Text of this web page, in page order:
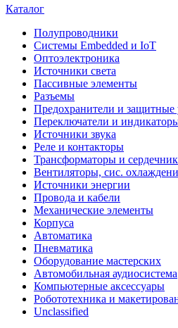
Каталог
Полупроводники
Системы Embedded и IoT
Oптоэлектроника
Источники света
Пассивные элементы
Разъeмы
Предохранители и защитные
Переключатели и
Источники звука
Реле и контакторы
Трансформаторы и
Вентиляторы, сис.
Источники энергии
Провода и кабели
Механические элементы
Корпуса
Автоматика
Пневматика
Оборудование мастерских
Автомобильная аудиосистема
Компьютерные аксессуары
Робототехника и
Unclassified